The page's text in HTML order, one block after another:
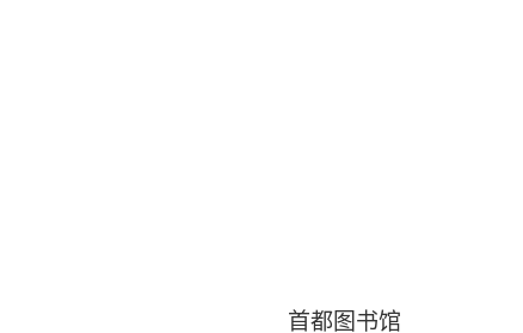
首都图书馆